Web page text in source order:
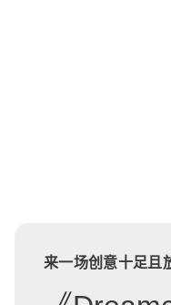
来一场创意十足且